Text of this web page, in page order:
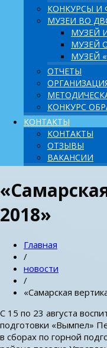
КОНКУРСЫ И
МУЗЕИ ВО
МУЗЕЙ
МУЗЕЙ
МУЗЕЙ
ОТЧЕТЫ
КОНКУРС
КОНТАКТЫ
КОНТАКТЫ
ОТЗЫВЫ
ВАКАНСИИ
2018»
Главная
/
новости
/
«Самарская
С 15 по 23 августа
подготовки «Вымпел»
в сборах по горной